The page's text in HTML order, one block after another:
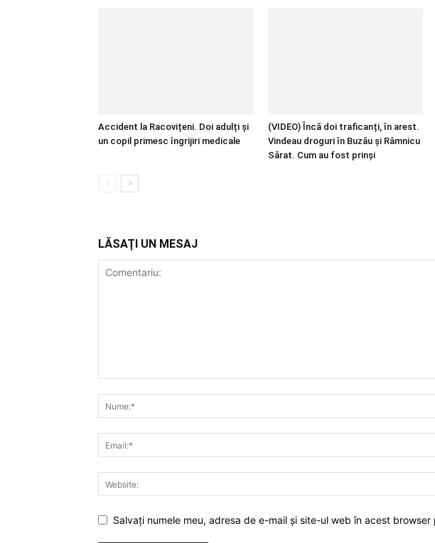
Accident la Racovițeni. Doi adulți și
un copil primesc îngrijiri medicale
(VIDEO) Încă doi traficanți, în arest.
Vindeau droguri în Buzău și Râmnicu
Sărat. Cum au fost prinși
LĂSAȚI UN MESAJ
Salvați numele meu, adresa de e-mail și site-ul web în acest